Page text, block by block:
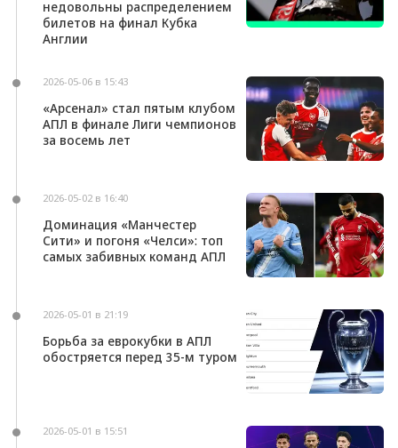
недовольны распределением
билетов на финал Кубка
Англии
2026-05-06 в 15:43
«Арсенал» стал пятым клубом
АПЛ в финале Лиги чемпионов
за восемь лет
2026-05-02 в 16:40
Доминация «Манчестер
Сити» и погоня «Челси»: топ
самых забивных команд АПЛ
2026-05-01 в 21:19
Борьба за еврокубки в АПЛ
обостряется перед 35-м туром
2026-05-01 в 15:51